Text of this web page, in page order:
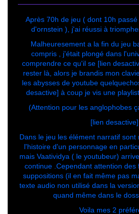
Après 70h de jeu ( dont 10h
d'ornstein ), j'ai réussi à
Malheuresement a la fin du jeu
compris , j'était plongé dans
comprendre ce qu'il se [lien
rester là, alors je brandis mon
les abysses de youtube
desactive] à coup je vis une
(Attention pour les anglophobes
[lien desactive]
Dans le jeu les élément narratif
l'histoire d'un personnage en
mais Vaatividya ( le youtubeur)
continue .Cependant attention des
suppositions (il en fait même pas
texte audio non utilisé dans la
quand même dans le
Voila mes 2